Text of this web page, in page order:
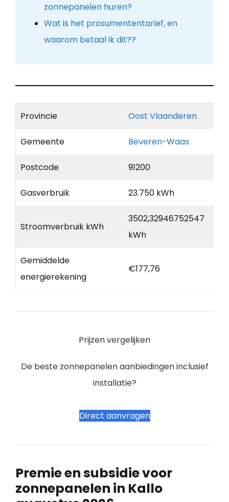
zonnepanelen huren?
Wat is het prosumententarief, en
waarom betaal ik dit??
Provincie Oost Vlaanderen
Gemeente Beveren-Waas
Postcode 91200
Gasverbruik 23.750 kWh
Stroomverbruik kWh
3502,32946752547
kWh
Gemiddelde
energierekening
€177,76
Prijzen vergelijken
De beste zonnepanelen aanbiedingen inclusief
installatie?
Direct aanvragen
Premie en subsidie voor
zonnepanelen in Kallo